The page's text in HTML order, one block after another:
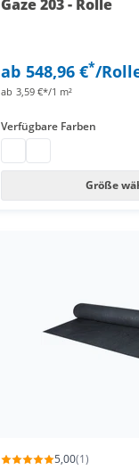
Gaze 203 - Rolle
ab 548,96 €*/
ab 3,59 €*/1 m²
Verfügbare Farben
Größe
5,00(1)